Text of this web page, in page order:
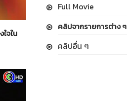
จใน
Full Movie
คลิปจากรายการต่าง ๆ
คลิปอื่น ๆ